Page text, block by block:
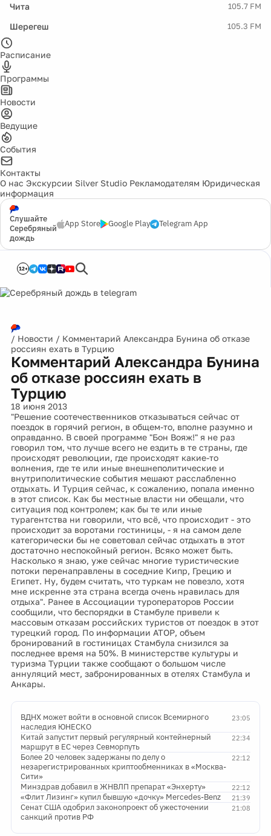
Чита 105.7 FM
Шерегеш 105.3 FM
Расписание
Программы
Новости
Ведущие
События
Контакты
О нас Экскурсии Silver Studio Рекламодателям Юридическая
информация
Слушайте
Серебряный
дождь
App Store Google Play Telegram App
12+
/ Новости / Комментарий Александра Бунина об отказе
россиян ехать в Турцию
Комментарий Александра Бунина
об отказе россиян ехать в
Турцию
18 июня 2013
"Решение соотечественников отказываться сейчас от
поездок в горячий регион, в общем-то, вполне разумно и
оправданно. В своей программе "Бон Вояж!" я не раз
говорил том, что лучше всего не ездить в те страны, где
происходят революции, где происходят какие-то
волнения, где те или иные внешнеполитические и
внутриполитические события мешают расслабленно
отдыхать. И Турция сейчас, к сожалению, попала именно
в этот список. Как бы местные власти ни обещали, что
ситуация под контролем; как бы те или иные
турагентства ни говорили, что всё, что происходит - это
происходит за воротами гостиницы, - я на самом деле
категорически бы не советовал сейчас отдыхать в этот
достаточно неспокойный регион. Всяко может быть.
Насколько я знаю, уже сейчас многие туристические
потоки перенаправлены в соседние Кипр, Грецию и
Египет. Ну, будем считать, что туркам не повезло, хотя
мне искренне эта страна всегда очень нравилась для
отдыха". Ранее в Ассоциации туроператоров России
сообщили, что беспорядки в Стамбуле привели к
массовым отказам российских туристов от поездок в этот
турецкий город. По информации АТОР, объем
бронирований в гостиницах Стамбула снизился за
последнее время на 50%. В министерстве культуры и
туризма Турции также сообщают о большом числе
аннуляций мест, забронированных в отелях Стамбула и
Анкары.
23:05
ВДНХ может войти в основной список Всемирного
наследия ЮНЕСКО
22:34
Китай запустит первый регулярный контейнерный
маршрут в ЕС через Севморпуть
22:12
Более 20 человек задержаны по делу о
незарегистрированных криптообменниках в «Москва-
Сити»
22:12
Минздрав добавил в ЖНВЛП препарат «Энхерту»
21:39
«Флит Лизинг» купил бывшую «дочку» Mercedes-Benz
21:08
Сенат США одобрил законопроект об ужесточении
санкций против РФ